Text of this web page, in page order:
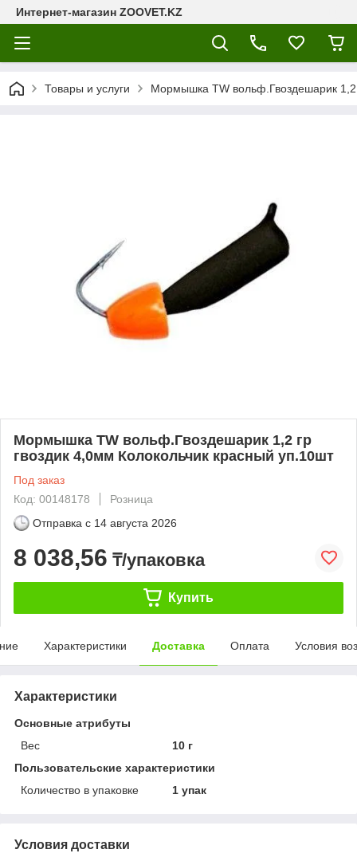
Интернет-магазин ZOOVET.KZ
Товары и услуги Мормышка TW вольф.Гвоздешарик 1,2
Мормышка TW вольф.Гвоздешарик 1,2 гр
гвоздик 4,0мм Колокольчик красный уп.10шт
Под заказ
Код: 00148178
Розница
Отправка с 14 августа 2026
8 038,56 ₸/упаковка
Купить
Характеристики Доставка Оплата Условия
Характеристики
Основные атрибуты
Вес
10 г
Пользовательские характеристики
Количество в упаковке
1 упак
Условия доставки